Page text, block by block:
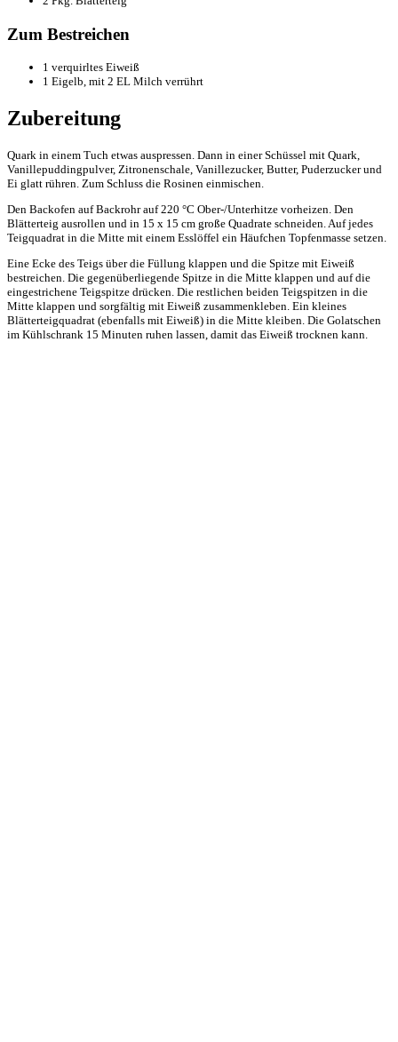
Zum Bestreichen
1 verquirltes Eiweiß
1 Eigelb, mit 2 EL Milch verrührt
Zubereitung
Quark in einem Tuch etwas auspressen. Dann in einer Schüssel mit Quark,
Vanillepuddingpulver, Zitronenschale, Vanillezucker, Butter, Puderzucker und
Ei glatt rühren. Zum Schluss die Rosinen einmischen.
Den Backofen auf Backrohr auf 220 °C Ober-/Unterhitze vorheizen. Den
Blätterteig ausrollen und in 15 x 15 cm große Quadrate schneiden. Auf jedes
Teigquadrat in die Mitte mit einem Esslöffel ein Häufchen Topfenmasse setzen.
Eine Ecke des Teigs über die Füllung klappen und die Spitze mit Eiweiß
bestreichen. Die gegenüberliegende Spitze in die Mitte klappen und auf die
eingestrichene Teigspitze drücken. Die restlichen beiden Teigspitzen in die
Mitte klappen und sorgfältig mit Eiweiß zusammenkleben. Ein kleines
Blätterteigquadrat (ebenfalls mit Eiweiß) in die Mitte kleiben. Die Golatschen
im Kühlschrank 15 Minuten ruhen lassen, damit das Eiweiß trocknen kann.